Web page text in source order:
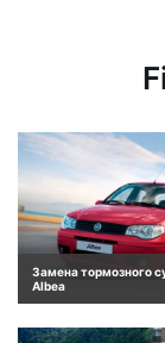
Замена тормозного
Albea